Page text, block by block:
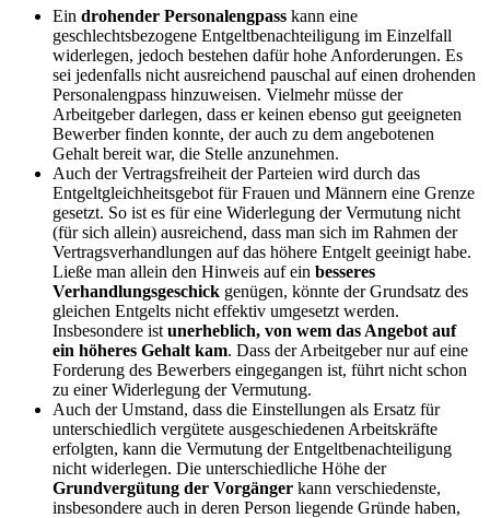
Ein drohender Personalengpass kann eine
geschlechtsbezogene Entgeltbenachteiligung im Einzelfall
widerlegen, jedoch bestehen dafür hohe Anforderungen. Es
sei jedenfalls nicht ausreichend pauschal auf einen drohenden
Personalengpass hinzuweisen. Vielmehr müsse der
Arbeitgeber darlegen, dass er keinen ebenso gut geeigneten
Bewerber finden konnte, der auch zu dem angebotenen
Gehalt bereit war, die Stelle anzunehmen.
Auch der Vertragsfreiheit der Parteien wird durch das
Entgeltgleichheitsgebot für Frauen und Männern eine Grenze
gesetzt. So ist es für eine Widerlegung der Vermutung nicht
(für sich allein) ausreichend, dass man sich im Rahmen der
Vertragsverhandlungen auf das höhere Entgelt geeinigt habe.
Ließe man allein den Hinweis auf ein besseres
Verhandlungsgeschick genügen, könnte der Grundsatz des
gleichen Entgelts nicht effektiv umgesetzt werden.
Insbesondere ist unerheblich, von wem das Angebot auf
ein höheres Gehalt kam. Dass der Arbeitgeber nur auf eine
Forderung des Bewerbers eingegangen ist, führt nicht schon
zu einer Widerlegung der Vermutung.
Auch der Umstand, dass die Einstellungen als Ersatz für
unterschiedlich vergütete ausgeschiedenen Arbeitskräfte
erfolgten, kann die Vermutung der Entgeltbenachteiligung
nicht widerlegen. Die unterschiedliche Höhe der
Grundvergütung der Vorgänger kann verschiedenste,
insbesondere auch in deren Person liegende Gründe haben,